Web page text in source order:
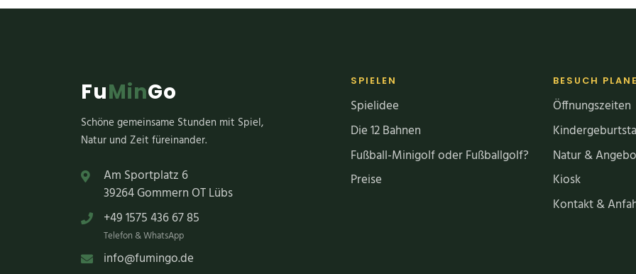
FuMinGo
Schöne gemeinsame Stunden mit Spiel,
Natur und Zeit füreinander.
Am Sportplatz 6
39264 Gommern OT Lübs
+49 1575 436 67 85
Telefon & WhatsApp
info@fumingo.de
SPIELEN
Spielidee
Die 12 Bahnen
Fußball-Minigolf oder Fußballgolf?
Preise
BESUCH
Öffnungszeiten
Natur &
Kiosk
Kontakt &